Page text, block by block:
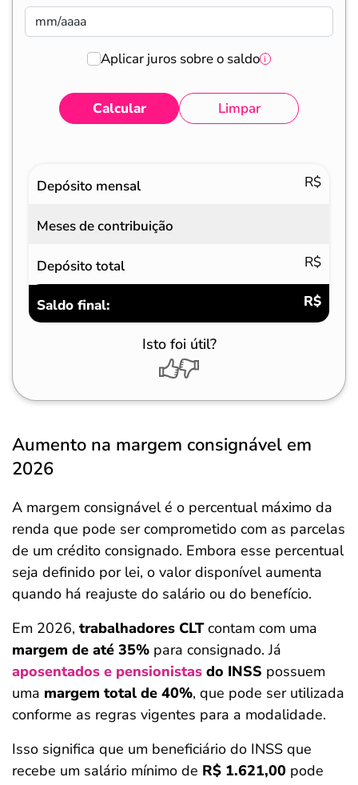
Aplicar juros sobre o saldo
Calcular Limpar
Depósito mensal
R$
Meses de contribuição
Depósito total R$
Saldo final: R$
Isto foi útil?
Aumento na margem consignável em
2026
A margem consignável é o percentual máximo da
renda que pode ser comprometido com as parcelas
de um crédito consignado. Embora esse percentual
seja definido por lei, o valor disponível aumenta
quando há reajuste do salário ou do benefício.
Em 2026, trabalhadores CLTcontam com uma
margem de até 35% para consignado. Já
aposentados e pensionistas do INSS possuem
uma margem total de 40%, que pode ser utilizada
conforme as regras vigentes para a modalidade.
Isso significa que um beneficiário do INSS que
recebe um salário mínimo de R$ 1.621,00 pode